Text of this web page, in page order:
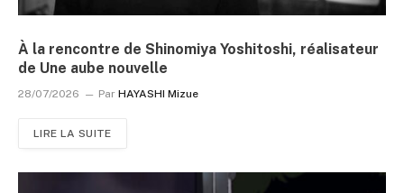
À la rencontre de Shinomiya Yoshitoshi, réalisateur
de Une aube nouvelle
28/07/2026 Par HAYASHI Mizue
LIRE LA SUITE